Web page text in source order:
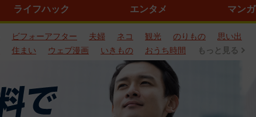
ライフハック エンタメ マンガ
ビフォーアフター 夫婦 ネコ 観光 のりもの
思い出
住まい ウェブ漫画 いきもの おうち時間 もっと見る